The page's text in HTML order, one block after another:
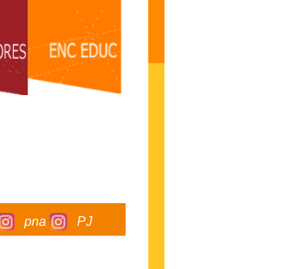
pna PJ